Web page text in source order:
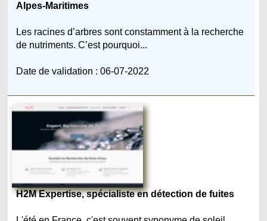
Alpes-Maritimes
Les racines d’arbres sont constamment à la recherche
de nutriments. C’est pourquoi...
Date de validation : 06-07-2022
H2M Expertise, spécialiste en détection de fuites